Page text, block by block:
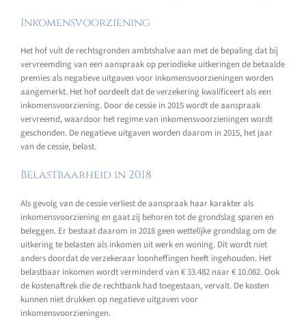
Inkomensvoorziening
Het hof vult de rechtsgronden ambtshalve aan met de bepaling dat bij
vervreemding van een aanspraak op periodieke uitkeringen de betaalde
premies als negatieve uitgaven voor inkomensvoorzieningen worden
aangemerkt. Het hof oordeelt dat de verzekering kwalificeert als een
inkomensvoorziening. Door de cessie in 2015 wordt de aanspraak
vervreemd, waardoor het regime van inkomensvoorzieningen wordt
geschonden. De negatieve uitgaven worden daarom in 2015, het jaar
van de cessie, belast.
Belastbaarheid in 2018
Als gevolg van de cessie verliest de aanspraak haar karakter als
inkomensvoorziening en gaat zij behoren tot de grondslag sparen en
beleggen. Er bestaat daarom in 2018 geen wettelijke grondslag om de
uitkering te belasten als inkomen uit werk en woning. Dit wordt niet
anders doordat de verzekeraar loonheffingen heeft ingehouden. Het
belastbaar inkomen wordt verminderd van € 33.482 naar € 10.082. Ook
de kostenaftrek die de rechtbank had toegestaan, vervalt. De kosten
kunnen niet drukken op negatieve uitgaven voor
inkomensvoorzieningen.